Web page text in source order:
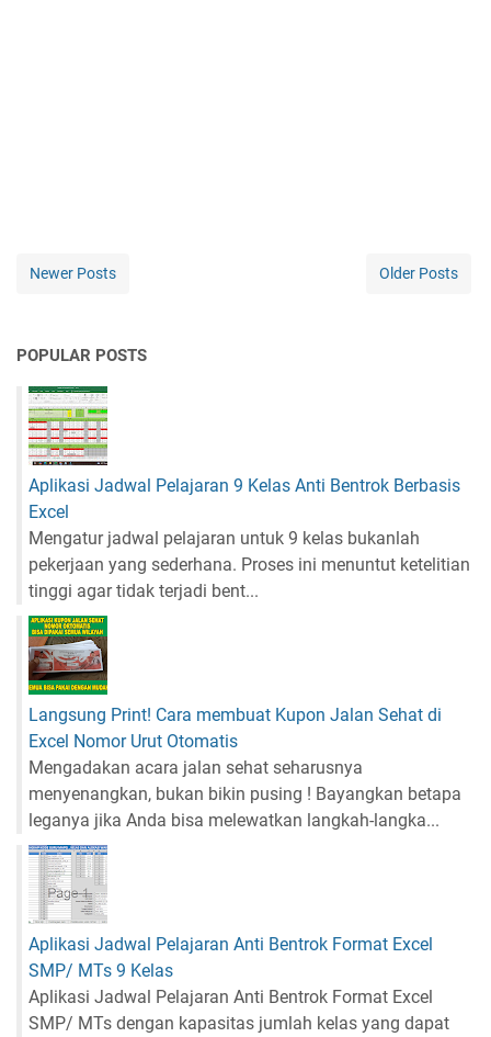
Newer Posts Older Posts
POPULAR POSTS
Aplikasi Jadwal Pelajaran 9 Kelas Anti Bentrok Berbasis
Excel
Mengatur jadwal pelajaran untuk 9 kelas bukanlah
pekerjaan yang sederhana. Proses ini menuntut ketelitian
tinggi agar tidak terjadi bent...
Langsung Print! Cara membuat Kupon Jalan Sehat di
Excel Nomor Urut Otomatis
Mengadakan acara jalan sehat seharusnya
menyenangkan, bukan bikin pusing ! Bayangkan betapa
leganya jika Anda bisa melewatkan langkah-langka...
Aplikasi Jadwal Pelajaran Anti Bentrok Format Excel
SMP/ MTs 9 Kelas
Aplikasi Jadwal Pelajaran Anti Bentrok Format Excel
SMP/ MTs dengan kapasitas jumlah kelas yang dapat